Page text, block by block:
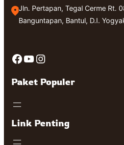
Jln. Pertapan, Tegal Cerme Rt.
Banguntapan, Bantul, D.I.
Facebook YouTube Instagram
Paket Populer
Link Penting